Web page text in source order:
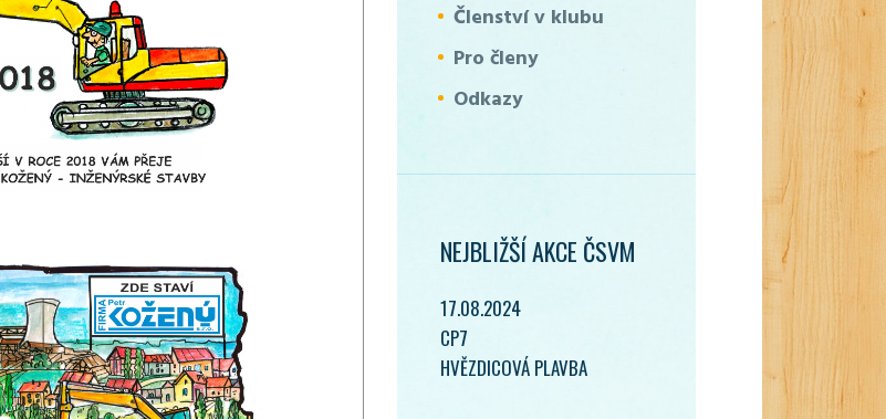
Členství v klubu
Pro členy
Odkazy
NEJBLIŽŠÍ AKCE ČSVM
17.08.2024
CP7
HVĚZDICOVÁ PLAVBA